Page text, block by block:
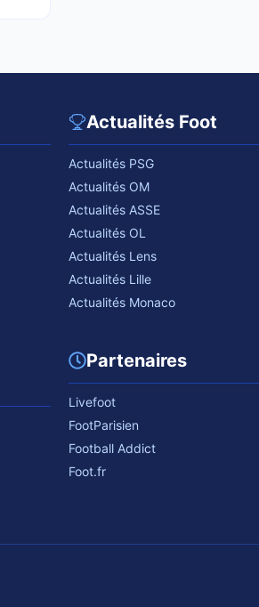
Actualités Foot
Actualités PSG
Actualités OM
Actualités ASSE
Actualités OL
Actualités Lens
Actualités Lille
Actualités Monaco
Partenaires
Livefoot
FootParisien
Football Addict
Foot.fr